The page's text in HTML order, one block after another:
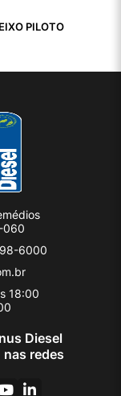
EIXO PILOTO
060
6000
18:00
Diesel
nas redes